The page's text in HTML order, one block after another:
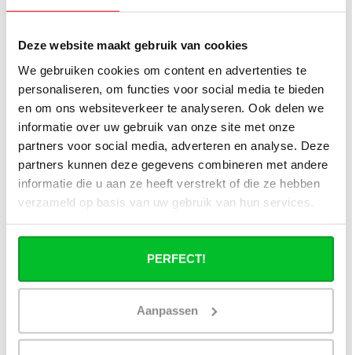
Deze website maakt gebruik van cookies
We gebruiken cookies om content en advertenties te
personaliseren, om functies voor social media te bieden
en om ons websiteverkeer te analyseren. Ook delen we
informatie over uw gebruik van onze site met onze
partners voor social media, adverteren en analyse. Deze
partners kunnen deze gegevens combineren met andere
informatie die u aan ze heeft verstrekt of die ze hebben
verzameld op basis van uw gebruik van hun services.
PERFECT!
Aanpassen
Kan ik alle radiatoren op de website
stadsverwarming?
Werkt een paneelradiator ook bij 40
graden aanvoertemperatuur?
Heb je een vraag over dit product ?
Simon helpt je graag en kan al je vragen beantwoorden.
Ruim assortiment
voorraad
14 dagen bedenktijd